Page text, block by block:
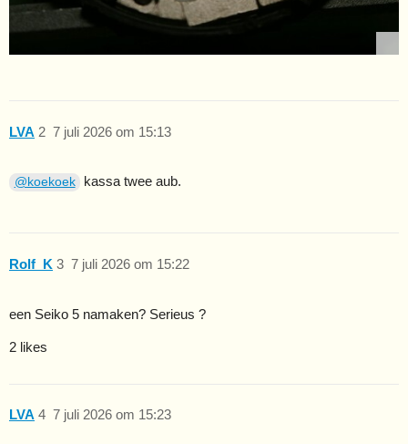
LVA 7 juli 2026 om 15:13
2
@koekoek kassa twee aub.
Rolf_K 7 juli 2026 om 15:22
3
een Seiko 5 namaken? Serieus ?
2 likes
LVA 7 juli 2026 om 15:23
4